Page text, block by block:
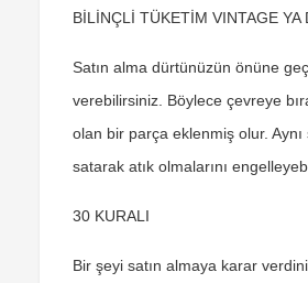
BİLİNÇLİ TÜKETİM VINTAGE YA
Satın alma dürtünüzün önüne
verebilirsiniz. Böylece çevreye
olan bir parça eklenmiş olur.
satarak atık olmalarını
30 KURALI
Bir şeyi satın almaya karar